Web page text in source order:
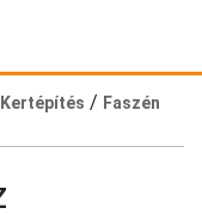
Kertépítés / Faszén